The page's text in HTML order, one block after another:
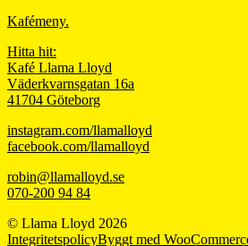
Kafémeny.
Hitta hit:
Kafé Llama Lloyd
Väderkvarnsgatan 16a
41704 Göteborg
instagram.com/llamalloyd
facebook.com/llamalloyd
robin@llamalloyd.se
070-200 94 84
© Llama Lloyd 2026
IntegritetspolicyByggt med